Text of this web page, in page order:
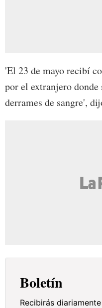
'El 23 de mayo recibí
por el extranjero
derrames de sangre',
Boletín
Recibirás